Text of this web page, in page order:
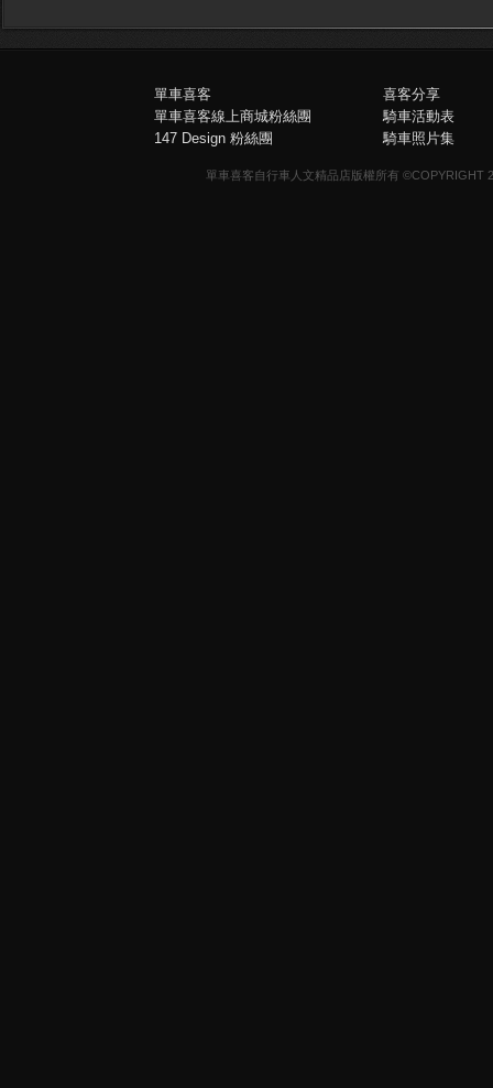
單車喜客
單車喜客線上商城粉絲團
147 Design 粉絲團
喜客分享
騎車活動表
騎車照片集
單車喜客自行車人文精品店版權所有